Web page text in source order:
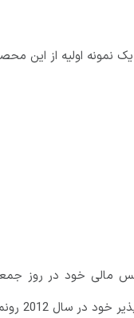
یک نمونه اولیه از این
مالی خود در روز
رونمایی خواهد کرد.